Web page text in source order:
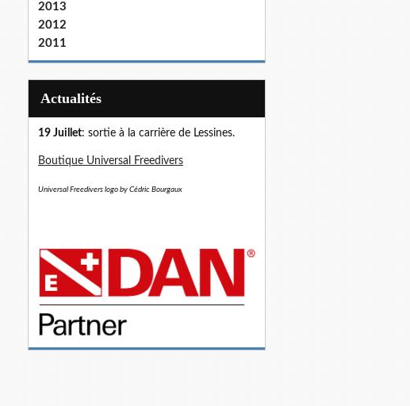
2013
2012
2011
Actualités
19 Juillet: sortie à la carrière de Lessines.
Boutique Universal Freedivers
Universal Freedivers logo by Cédric Bourgaux